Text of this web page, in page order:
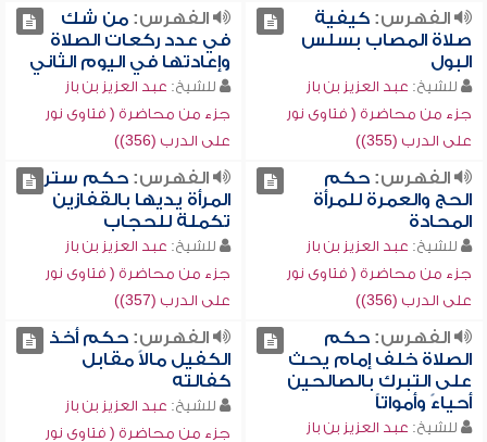
الفهرس:كيفية
صلاة المصاب بسلس
البول
للشيخ: عبد العزيز بن باز
جزء من محاضرة ( فتاوى نور
على الدرب (355))
الفهرس:من شك
في عدد ركعات الصلاة
وإعادتها في اليوم الثاني
للشيخ: عبد العزيز بن باز
جزء من محاضرة ( فتاوى نور
على الدرب (356))
الفهرس:حكم
الحج والعمرة للمرأة
المحادة
للشيخ: عبد العزيز بن باز
جزء من محاضرة ( فتاوى نور
على الدرب (356))
الفهرس:حكم ستر
المرأة يديها بالقفازين
تكملة للحجاب
للشيخ: عبد العزيز بن باز
جزء من محاضرة ( فتاوى نور
على الدرب (357))
الفهرس:حكم
الصلاة خلف إمام يحث
على التبرك بالصالحين
أحياءً وأمواتاً
للشيخ: عبد العزيز بن باز
الفهرس:حكم أخذ
الكفيل مالاً مقابل
كفالته
للشيخ: عبد العزيز بن باز
جزء من محاضرة ( فتاوى نور